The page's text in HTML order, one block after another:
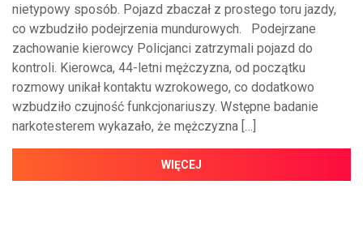
nietypowy sposób. Pojazd zbaczał z prostego toru jazdy,
co wzbudziło podejrzenia mundurowych. Podejrzane
zachowanie kierowcy Policjanci zatrzymali pojazd do
kontroli. Kierowca, 44-letni mężczyzna, od początku
rozmowy unikał kontaktu wzrokowego, co dodatkowo
wzbudziło czujność funkcjonariuszy. Wstępne badanie
narkotesterem wykazało, że mężczyzna […]
WIĘCEJ